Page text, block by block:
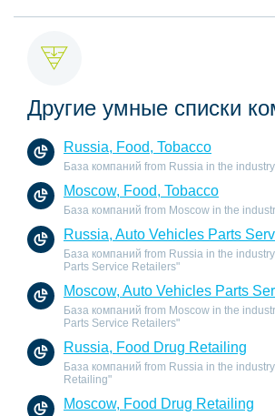
Другие умные списки
Russia, Food, Tobacco
База компаний from Russia in the
Moscow, Food, Tobacco
База компаний from Moscow in the
Russia, Auto Vehicles Parts
База компаний from Russia in the
Parts Service Retailers"
Moscow, Auto Vehicles Parts
База компаний from Moscow in the
Parts Service Retailers"
Russia, Food Drug Retailing
База компаний from Russia in the
Retailing"
Moscow, Food Drug Retailing